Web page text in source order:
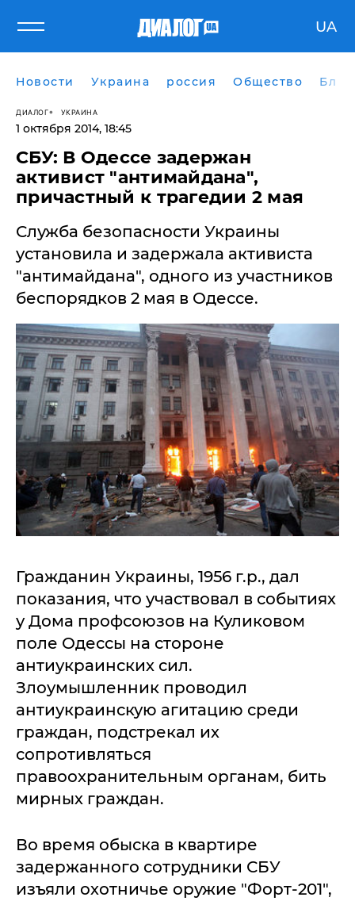
UA
Новости Украина россия Общество
ДИАЛОГ УКРАИНА
1 октября 2014, 18:45
СБУ: В Одессе задержан
активист "антимайдана",
причастный к трагедии 2 мая
Служба безопасности Украины
установила и задержала активиста
"антимайдана", одного из участников
беспорядков 2 мая в Одессе.
Гражданин Украины, 1956 г.р., дал
показания, что участвовал в событиях
у Дома профсоюзов на Куликовом
поле Одессы на стороне
антиукраинских сил.
Злоумышленник проводил
антиукраинскую агитацию среди
граждан, подстрекал их
сопротивляться
правоохранительным органам, бить
мирных граждан.
Во время обыска в квартире
задержанного сотрудники СБУ
изъяли охотничье оружие "Форт-201",